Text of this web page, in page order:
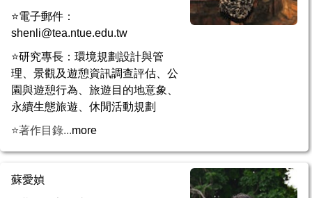
⭐電子郵件：
shenli@tea.ntue.edu.tw
⭐研究專長：環境規劃設計與管
理、景觀及遊憩資訊調查評估、公
園與遊憩行為、旅遊目的地意象、
永續生態旅遊、休閒活動規劃
⭐著作目錄...more
蘇愛媜